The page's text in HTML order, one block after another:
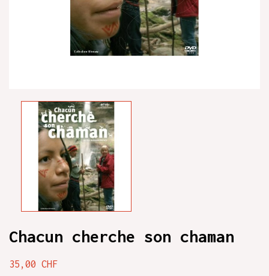
Chacun cherche son chaman
35,00 CHF